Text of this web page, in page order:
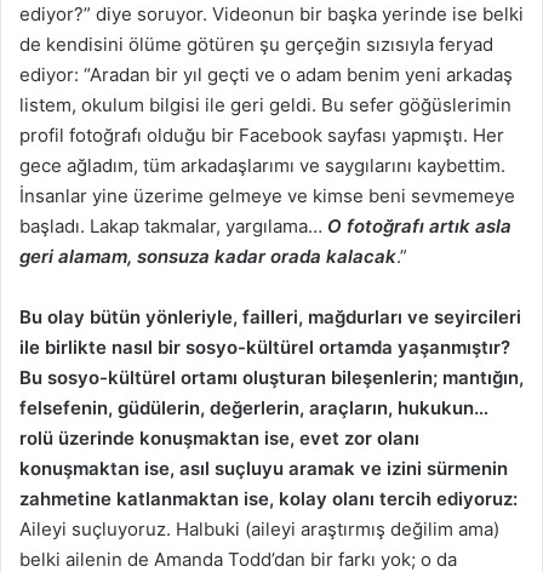
ediyor?” diye soruyor. Videonun bir başka yerinde ise belki
de kendisini ölüme götüren şu gerçeğin sızısıyla feryad
ediyor: “Aradan bir yıl geçti ve o adam benim yeni arkadaş
listem, okulum bilgisi ile geri geldi. Bu sefer göğüslerimin
profil fotoğrafı olduğu bir Facebook sayfası yapmıştı. Her
gece ağladım, tüm arkadaşlarımı ve saygılarını kaybettim.
İnsanlar yine üzerime gelmeye ve kimse beni sevmemeye
başladı. Lakap takmalar, yargılama… O fotoğrafı artık asla
geri alamam, sonsuza kadar orada kalacak.”
Bu olay bütün yönleriyle, failleri, mağdurları ve seyircileri
ile birlikte nasıl bir sosyo-kültürel ortamda yaşanmıştır?
Bu sosyo-kültürel ortamı oluşturan bileşenlerin; mantığın,
felsefenin, güdülerin, değerlerin, araçların, hukukun…
rolü üzerinde konuşmaktan ise, evet zor olanı
konuşmaktan ise, asıl suçluyu aramak ve izini sürmenin
zahmetine katlanmaktan ise, kolay olanı tercih ediyoruz:
Aileyi suçluyoruz. Halbuki (aileyi araştırmış değilim ama)
belki ailenin de Amanda Todd’dan bir farkı yok; o da